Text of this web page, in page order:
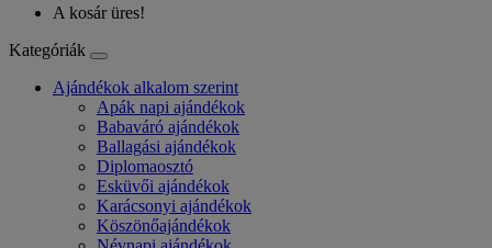
A kosár üres!
Kategóriák
Ajándékok alkalom szerint
Apák napi ajándékok
Babaváró ajándékok
Ballagási ajándékok
Diplomaosztó
Esküvői ajándékok
Karácsonyi ajándékok
Köszönőajándékok